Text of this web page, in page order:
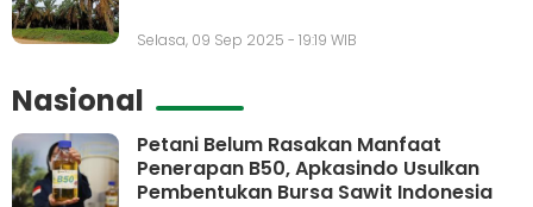
Selasa, 09 Sep 2025 - 19:19 WIB
Nasional
Petani Belum Rasakan Manfaat
Penerapan B50, Apkasindo Usulkan
Pembentukan Bursa Sawit Indonesia